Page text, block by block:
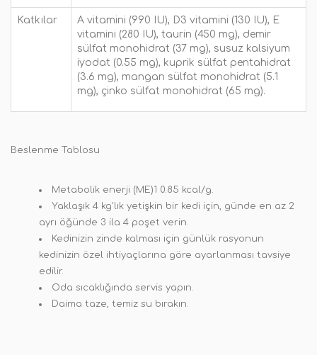
Katkılar
A vitamini (990 IU), D3 vitamini (130 IU), E
vitamini (280 IU), taurin (450 mg), demir
sülfat monohidrat (37 mg), susuz kalsiyum
iyodat (0.55 mg), kuprik sülfat pentahidrat
(3.6 mg), mangan sülfat monohidrat (5.1
mg), çinko sülfat monohidrat (65 mg).
Beslenme Tablosu
Metabolik enerji (ME)1 0.85 kcal/g.
Yaklaşık 4 kg'lık yetişkin bir kedi için, günde en az 2
ayrı öğünde 3 ila 4 poşet verin.
Kedinizin zinde kalması için günlük rasyonun
kedinizin özel ihtiyaçlarına göre ayarlanması tavsiye
edilir.
Oda sıcaklığında servis yapın.
Daima taze, temiz su bırakın.